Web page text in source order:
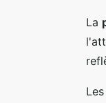
La